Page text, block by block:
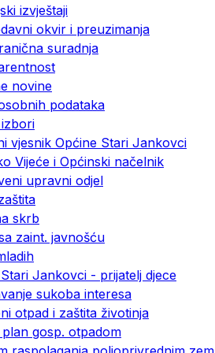
izvještaji
okvir i preuzimanja
suradnja
novine
podataka
vjesnik Općine Stari Jankovci
Vijeće i Općinski načelnik
upravni odjel
skrb
zaint. javnošću
Jankovci - prijatelj djece
sukoba interesa
otpad i zaštita životinja
plan gosp. otpadom